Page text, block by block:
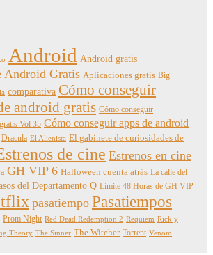
Android Android gratis
Android Gratis Aplicaciones gratis Big
comparativa Cómo conseguir
android gratis Cómo conseguir
Vol 35 Cómo conseguir apps de android
Dracula El Alienista El gabinete de curiosidades de
de cine Estrenos en cine
GH VIP 6 Halloween cuenta atrás La calle del
del Departamento Q Límite 48 Horas de GH VIP
pasatiempo Pasatiempos
Prom Night Red Dead Redemption 2 Requiem Rick y
Theory The Sinner The Witcher Torrent Venom